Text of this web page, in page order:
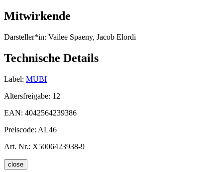
Mitwirkende
Darsteller*in: Vailee Spaeny, Jacob Elordi
Technische Details
Label: MUBI
Altersfreigabe: 12
EAN: 4042564239386
Preiscode: AL46
Art. Nr.: X5006423938-9
close